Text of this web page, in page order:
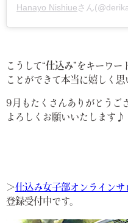
Hanayo Nishiueさん
こうして “仕込み”をキーワー
ことができて本当に嬉しく思
9月もたくさんありがとうご
よろしくお願いいたします♪
＞仕込み女子部オンラインサ
登録受付中です。